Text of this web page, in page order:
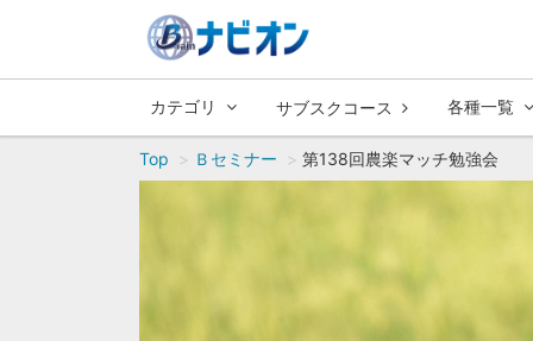
カテゴリ サブスクコース 各種一覧
Top Ｂセミナー 第138回農楽マッチ勉強会